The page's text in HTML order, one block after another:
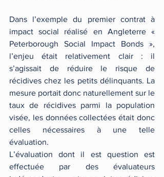
Dans l’exemple du premier contrat à
impact social réalisé en Angleterre «
Peterborough Social Impact Bonds »,
l’enjeu était relativement clair : il
s’agissait de réduire le risque de
récidives chez les petits délinquants. La
mesure portait donc naturellement sur le
taux de récidives parmi la population
visée, les données collectées était donc
celles nécessaires à une telle
évaluation.
L’évaluation dont il est question est
effectuée par des évaluateurs